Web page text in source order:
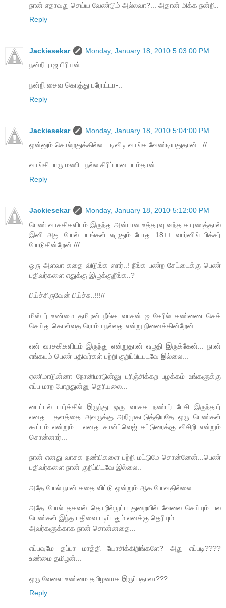
நான் எதாவது செய்ய வேண்டும் அல்லவா?... அதான் மிக்க நன்றி..
Reply
Jackiesekar
Monday, January 18, 2010 5:03:00 PM
நன்றி ராஜ பிரியன்
நன்றி சைவ கொத்து பரோட்டா-..
Reply
Jackiesekar
Monday, January 18, 2010 5:04:00 PM
ஒன்னும் சொல்றதுக்கில்ல... டிவிடி வாங்க வேண்டியதுதான்.. //
வாங்கி பாரு மணி...நல்ல சிரிப்பான படம்தான்...
Reply
Jackiesekar
Monday, January 18, 2010 5:12:00 PM
பெண் வாசகிகளிடம் இருந்து அன்பான உத்தரவு வந்த காரணத்தால்
இனி அது போல் படங்கள் எழுதும் போது 18++ வார்னிங் பிக்சர்
போடுகின்றேன்.///
ஒரு அளவா கதை விடுங்க ஸார்..! நீங்க பண்ற சேட்டைக்கு பெண்
பதிவர்களை எதுக்கு இழுக்குறீங்க..?
பிய்ச்சிருவேன் பிய்ச்சு..!!!//
மிஸ்டர் உண்மை தமிழன் நீங்க வாசன் ஐ கேரில் கண்ணை செக்
செய்து கொள்வத ரொம்ப நல்லது என்று நினைக்கின்றேன்...
என் வாசகிகளிடம் இருந்து என்றுதான் எழுதி இருக்கேன்... நான்
எங்கயும் பெண் பதிவர்கள் பற்றி குறிப்பிடபடவே இல்லை...
ஏணிமாடுன்னா நோனிமாடுன்னு புரிஞ்சிக்கற பழக்கம் உங்களுக்கு
எப்ப மாற போறதுன்னு தெரியலை...
டைட்டல் பார்க்கில் இருந்து ஒரு வாசக நண்பர் பேசி இருந்தார்
எனது.. தளத்தை அவருக்கு அறிமுகபடுத்தியதே ஒரு பெண்கள்
கூட்டம் என்றும்... எனது சான்ட்வெஜ் கட்டுரைக்கு விசிறி என்றும்
சொன்னார்...
நான் எனது வாசக நண்பிகளை பற்றி மட்டுமே சொன்னேன்...பெண்
பதிவர்களை நான் குறிப்பிடவே இல்லை..
அதே போல் நான் கதை விட்டு ஒன்றும் ஆக போவதில்லை...
அதே போல் தகவல் தொழில்நுட்ப துறையில் வேலை செய்யும் பல
பெண்கள் இந்த பதிவை படிப்பதும் எனக்கு தெரியும்...
அவர்களுக்காக நான் சொன்னதை...
எப்பவுமே தப்பா மாத்தி யோசிக்கிறிங்களே? அது எப்படி????
உண்மை தமிழன்...
ஒரு வேளை உண்மை தமிழனாக இருப்பதாலா???
Reply